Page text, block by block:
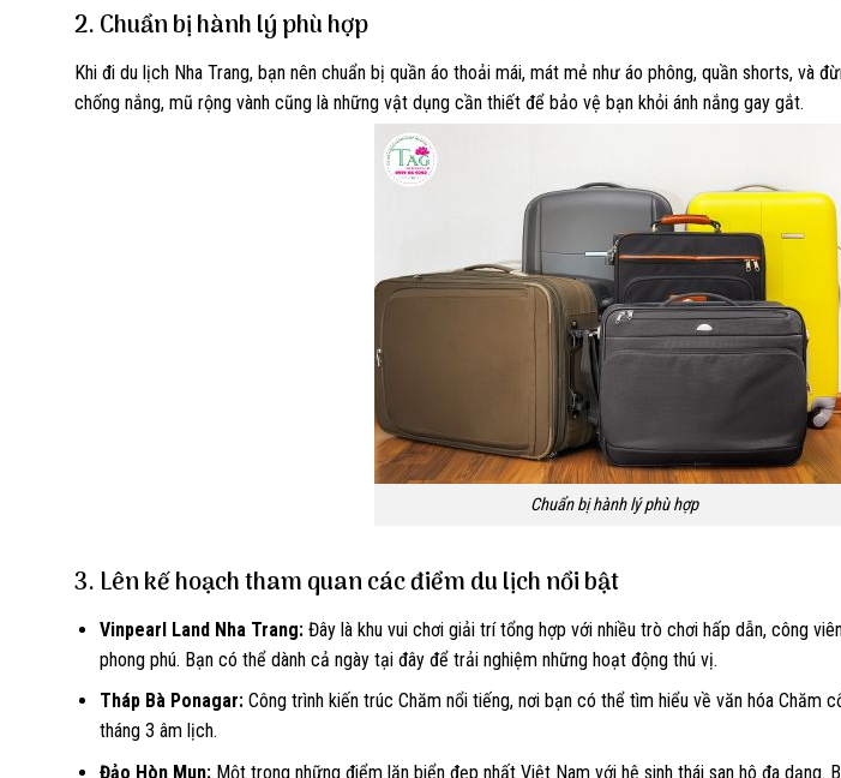
2. Chuẩn bị hành lý phù hợp
Khi đi du lịch Nha Trang, bạn nên chuẩn bị quần áo thoải mái, mát mẻ như áo phông, quần shorts, và
chống nắng, mũ rộng vành cũng là những vật dụng cần thiết để bảo vệ bạn khỏi ánh nắng gay gắt.
Chuẩn bị hành lý phù hợp
3. Lên kế hoạch tham quan các điểm du lịch nổi bật
Vinpearl Land Nha Trang:Đây là khu vui chơi giải trí tổng hợp với nhiều trò chơi hấp dẫn, công
phong phú. Bạn có thể dành cả ngày tại đây để trải nghiệm những hoạt động thú vị.
Tháp Bà Ponagar:Công trình kiến trúc Chăm nổi tiếng, nơi bạn có thể tìm hiểu về văn hóa Chăm
tháng 3 âm lịch.
Đảo Hòn Mun:Một trong những điểm lặn biển đẹp nhất Việt Nam với hệ sinh thái san hô đa dạng.